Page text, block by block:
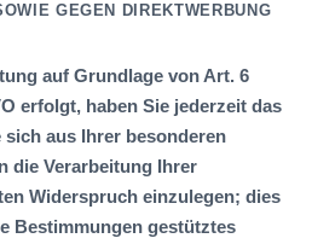
GEGEN DIREKTWERBUNG
auf Grundlage von Art. 6
erfolgt, haben Sie jederzeit das
sich aus Ihrer besonderen
die Verarbeitung Ihrer
Widerspruch einzulegen; dies
Bestimmungen gestütztes